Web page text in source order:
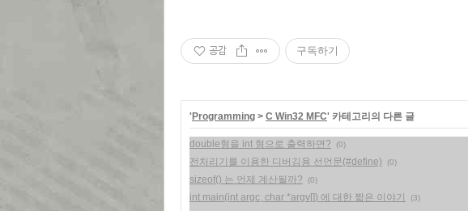
공감 구독하기
'Programming > C Win32 MFC' 카테고리의 다른 글
double형을 int 형으로 출력하면? (0)
전처리기를 이용한 디버깅용 선언문(#define) (0)
sizeof() 는 언제 계산될까? (0)
int main(int argc, char *argv[]) 에 대한 짧은 이야기 (3)